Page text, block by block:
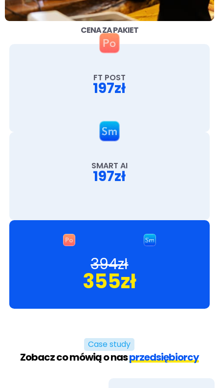
CENA ZA PAKIET
FT POST
197zł
SMART AI
197zł
394zł
355zł
Case study
Zobacz co mówią o nasprzedsiębiorcy